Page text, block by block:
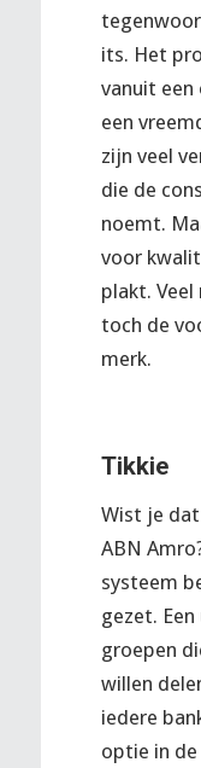
its. Het
vanuit een
een
zijn veel
die de
noemt.
voor
plakt.
toch de
merk.
Tikkie
Wist je dat
ABN
systeem
gezet.
groepen
willen
iedere
optie in